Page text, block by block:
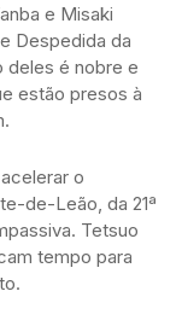
e Misaki
Despedida da
deles é nobre e
estão presos à
o
de-Leão, da 21ª
Tetsuo
tempo para